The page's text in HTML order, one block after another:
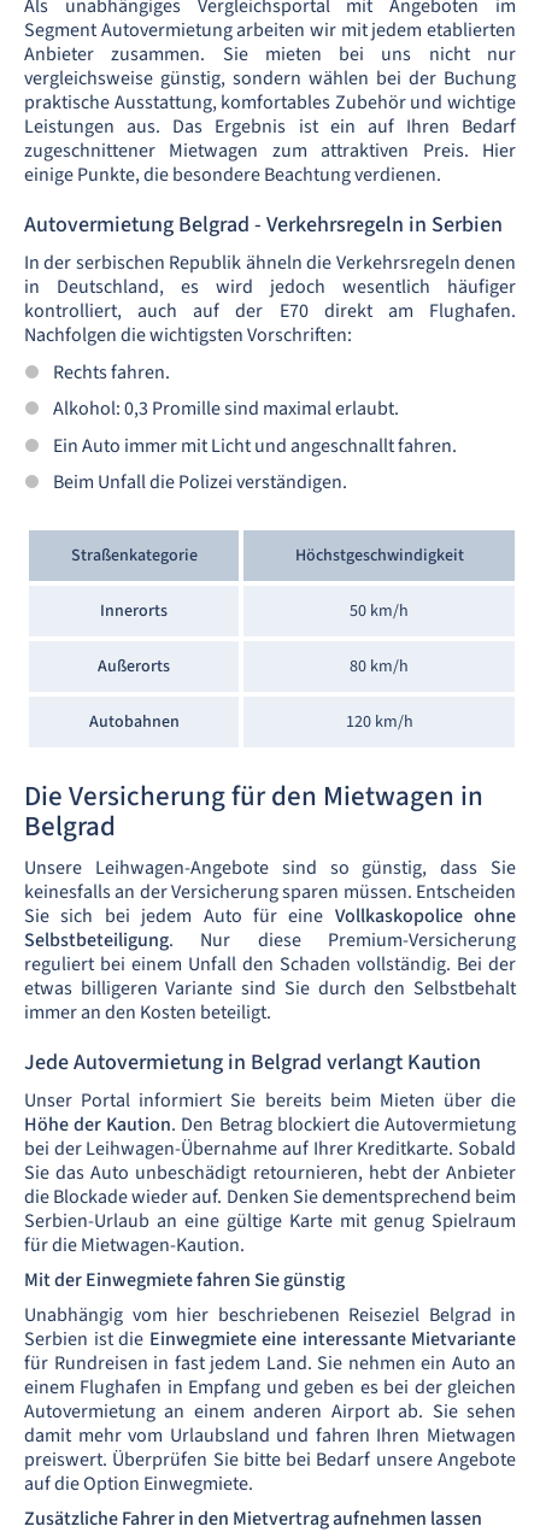
Als unabhängiges Vergleichsportal mit Angeboten im
Segment Autovermietung arbeiten wir mit jedem etablierten
Anbieter zusammen. Sie mieten bei uns nicht nur
vergleichsweise günstig, sondern wählen bei der Buchung
praktische Ausstattung, komfortables Zubehör und wichtige
Leistungen aus. Das Ergebnis ist ein auf Ihren Bedarf
zugeschnittener Mietwagen zum attraktiven Preis. Hier
einige Punkte, die besondere Beachtung verdienen.
Autovermietung Belgrad - Verkehrsregeln in Serbien
In der serbischen Republik ähneln die Verkehrsregeln denen
in Deutschland, es wird jedoch wesentlich häufiger
kontrolliert, auch auf der E70 direkt am Flughafen.
Nachfolgen die wichtigsten Vorschriften:
Rechts fahren.
Alkohol: 0,3 Promille sind maximal erlaubt.
Ein Auto immer mit Licht und angeschnallt fahren.
Beim Unfall die Polizei verständigen.
Straßenkategorie Höchstgeschwindigkeit
Innerorts 50 km/h
Außerorts 80 km/h
Autobahnen 120 km/h
Die Versicherung für den Mietwagen in
Belgrad
Unsere Leihwagen-Angebote sind so günstig, dass Sie
keinesfalls an der Versicherung sparen müssen. Entscheiden
Sie sich bei jedem Auto für eine Vollkaskopolice ohne
Selbstbeteiligung. Nur diese Premium-Versicherung
reguliert bei einem Unfall den Schaden vollständig. Bei der
etwas billigeren Variante sind Sie durch den Selbstbehalt
immer an den Kosten beteiligt.
Jede Autovermietung in Belgrad verlangt Kaution
Unser Portal informiert Sie bereits beim Mieten über die
Höhe der Kaution. Den Betrag blockiert die Autovermietung
bei der Leihwagen-Übernahme auf Ihrer Kreditkarte. Sobald
Sie das Auto unbeschädigt retournieren, hebt der Anbieter
die Blockade wieder auf. Denken Sie dementsprechend beim
Serbien-Urlaub an eine gültige Karte mit genug Spielraum
für die Mietwagen-Kaution.
Mit der Einwegmiete fahren Sie günstig
Unabhängig vom hier beschriebenen Reiseziel Belgrad in
Serbien ist die Einwegmiete eine interessante Mietvariante
für Rundreisen in fast jedem Land. Sie nehmen ein Auto an
einem Flughafen in Empfang und geben es bei der gleichen
Autovermietung an einem anderen Airport ab. Sie sehen
damit mehr vom Urlaubsland und fahren Ihren Mietwagen
preiswert. Überprüfen Sie bitte bei Bedarf unsere Angebote
auf die Option Einwegmiete.
Zusätzliche Fahrer in den Mietvertrag aufnehmen lassen